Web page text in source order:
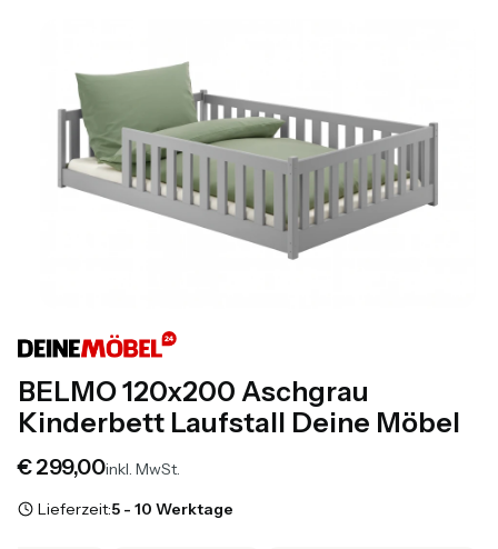
BELMO 120x200 Aschgrau
Kinderbett Laufstall Deine Möbel
Preis
€ 299,00inkl. MwSt.
Lieferzeit:5 - 10 Werktage